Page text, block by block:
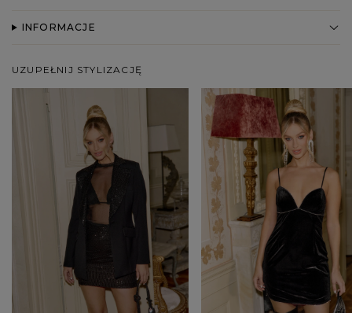
INFORMACJE
UZUPEŁNIJ STYLIZACJĘ